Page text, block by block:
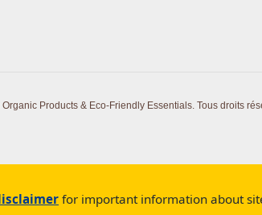
Products & Eco-Friendly Essentials. Tous droits
for important information about